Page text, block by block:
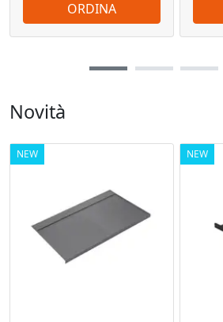
Novità
NEW NEW
ORDINA